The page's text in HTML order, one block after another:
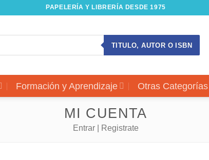
PAPELERÍA Y LIBRERÍA DESDE 1975
TITULO, AUTOR O ISBN
Formación y Aprendizaje Otras
MI CUENTA
Entrar | Registrate